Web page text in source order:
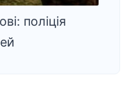
поліція